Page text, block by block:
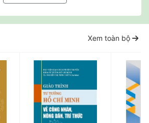
Xem toàn bộ